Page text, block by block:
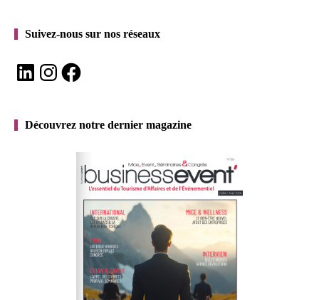
Suivez-nous sur nos réseaux
LinkedInInstagramFacebook
Découvrez notre dernier magazine